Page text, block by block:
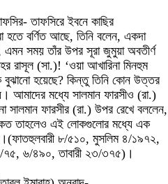
তাফসিরে ইবনে কাছির
বর্ণিত আছে, তিনি বলেন, একদা
এমন সময় তাঁর উপর সূরা জুমুয়া অবতীর্ণ
রাসূল (সা.)! ‘ওয়া আখারিনা মিনহুম
বুঝানো হয়েছে? কিন্তু তিনি কোন উত্তর
আমাদের মধ্যে সালমান ফারসীও (রা.)
সালমান ফারসীর (রা.) উপর রেখে বললেন,
তাহলেও এই লোকগুলোর মধ্যে এক
৮/৫১০, মুসলিম ৪/১৯৭২,
৭৫, ৬/৪৯০, তাবারী ২৩/৩৭৫)।